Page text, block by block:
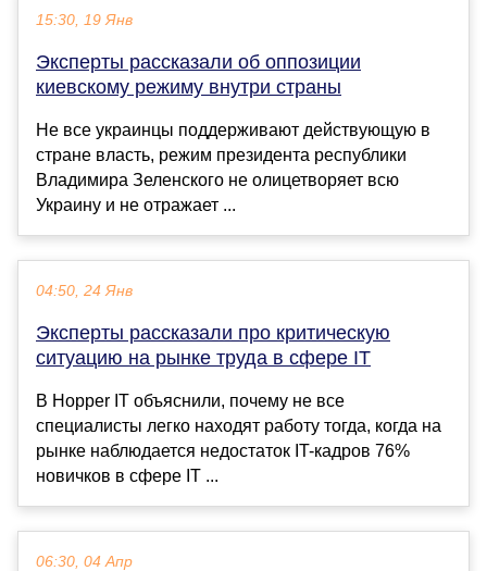
15:30, 19 Янв
Эксперты рассказали об оппозиции
киевскому режиму внутри страны
Не все украинцы поддерживают действующую в
стране власть, режим президента республики
Владимира Зеленского не олицетворяет всю
Украину и не отражает ...
04:50, 24 Янв
Эксперты рассказали про критическую
ситуацию на рынке труда в сфере IT
В Hopper IT объяснили, почему не все
специалисты легко находят работу тогда, когда на
рынке наблюдается недостаток IT-кадров 76%
новичков в сфере IT ...
06:30, 04 Апр